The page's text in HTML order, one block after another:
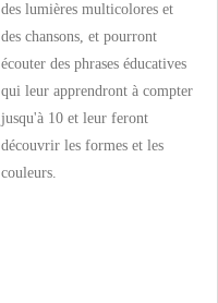
des lumières multicolores et
des chansons, et pourront
écouter des phrases éducatives
qui leur apprendront à compter
jusqu'à 10 et leur feront
découvrir les formes et les
couleurs.